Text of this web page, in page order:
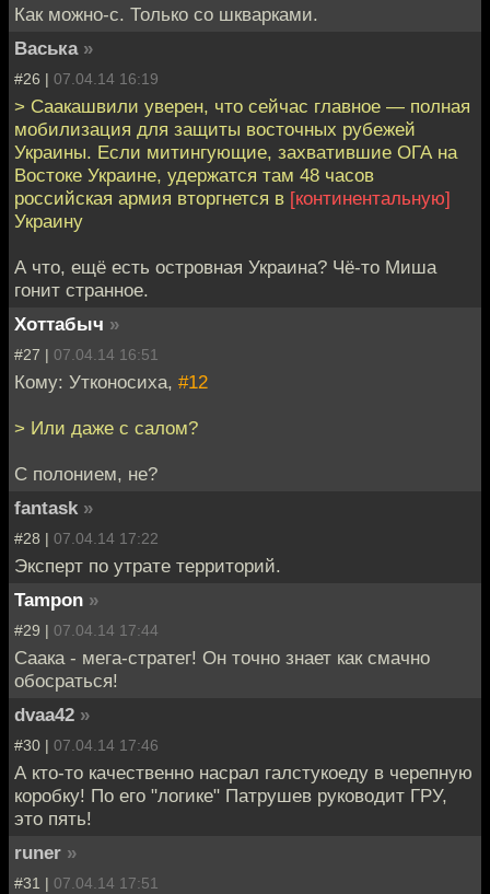
Как можно-с. Только со шкварками.
Васька »
#26 | 07.04.14 16:19
> Саакашвили уверен, что сейчас главное — полная
мобилизация для защиты восточных рубежей
Украины. Если митингующие, захватившие ОГА на
Востоке Украине, удержатся там 48 часов
российская армия вторгнется в [континентальную]
Украину
А что, ещё есть островная Украина? Чё-то Миша
гонит странное.
Хоттабыч »
#27 | 07.04.14 16:51
Кому: Утконосиха, #12
> Или даже с салом?
С полонием, не?
fantask »
#28 | 07.04.14 17:22
Эксперт по утрате территорий.
Tampon »
#29 | 07.04.14 17:44
Саaка - мега-стратег! Он точно знает как смачно
обосраться!
dvaa42 »
#30 | 07.04.14 17:46
А кто-то качественно насрал галстукоеду в черепную
коробку! По его "логике" Патрушев руководит ГРУ,
это пять!
runer »
#31 | 07.04.14 17:51